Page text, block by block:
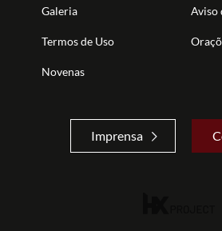
Galeria Aviso
Termos de Uso
Novenas
Imprensa